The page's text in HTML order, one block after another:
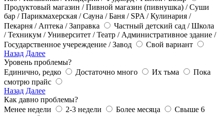
Продуктовый магазин / Пивной магазин (пивнушка) / Суши
бар / Парикмахерская / Сауна / Баня / SPA / Кулинария /
Пекарня / Аптека / Заправка
Частный детский сад / Школа
/ Техникум / Университет / Театр / Административное здание /
Государственное учереждение / Завод
Свой вариант
Назад Далее
Уровень проблемы?
Единично, редко
Достаточно много Их тьма
Пока
смотрю прайс
Назад Далее
Как давно проблемы?
Менее недели
2-3 недели Более месяца
Свыше 6